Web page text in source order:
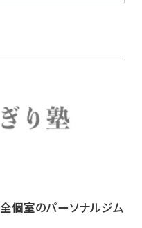
個室のパーソナルジム